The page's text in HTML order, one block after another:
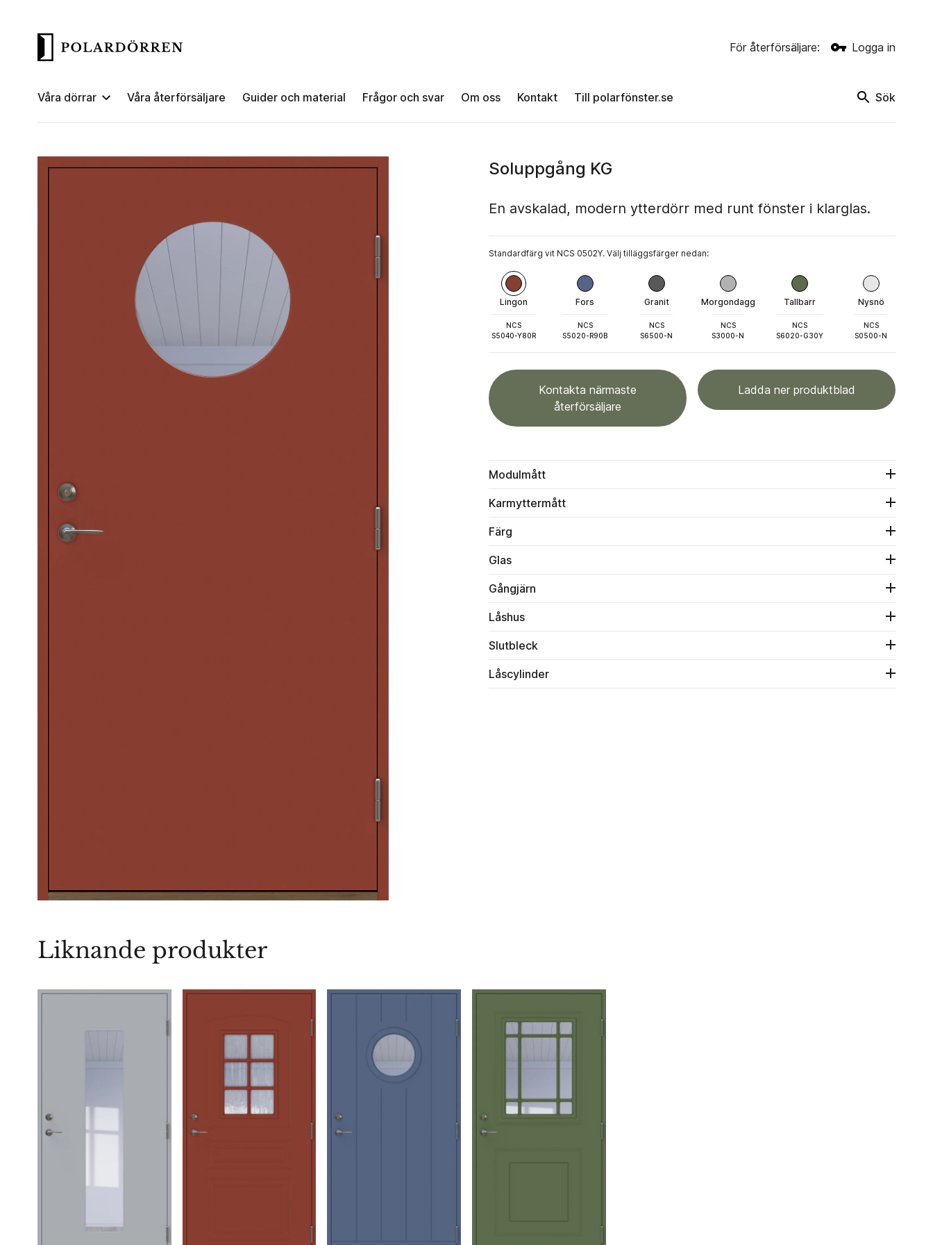
För återförsäljare: Logga in
Våra dörrar Våra återförsäljare Guider och material Frågor och svar Om oss Kontakt Till polarfönster.se Sök
Soluppgång KG
En avskalad, modern ytterdörr med runt fönster i klarglas.
Standardfärg vit NCS 0502Y. Välj tilläggsfärger nedan:
Lingon
NCS
S5040-Y80R
Fors
NCS
S5020-R90B
Granit
NCS
S6500-N
Morgondagg
NCS
S3000-N
Tallbarr
NCS
S6020-G30Y
Nysnö
NCS
S0500-N
Kontakta närmaste
återförsäljare
Ladda ner produktblad
Modulmått
Karmyttermått
Färg
Glas
Gångjärn
Låshus
Slutbleck
Låscylinder
Liknande produkter